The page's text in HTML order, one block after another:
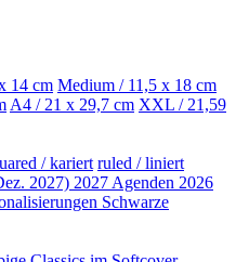
14 cm Medium / 11,5 x 18 cm
A4 / 21 x 29,7 cm XXL / 21,59
/ kariert ruled / liniert
2027) 2027 Agenden 2026
Schwarze